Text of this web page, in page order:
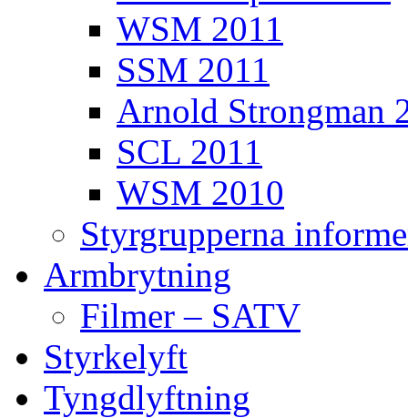
WSM 2011
SSM 2011
Arnold Strongman
SCL 2011
WSM 2010
Styrgrupperna
Armbrytning
Filmer – SATV
Styrkelyft
Tyngdlyftning